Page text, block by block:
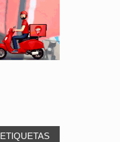
ETIQUETAS